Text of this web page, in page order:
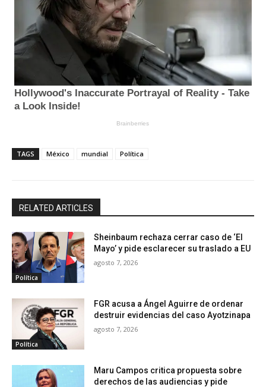
TAGS México mundial Política
RELATED ARTICLES
Política
Sheinbaum rechaza cerrar caso de ‘El
Mayo’ y pide esclarecer su traslado a EU
agosto 7, 2026
Política
FGR acusa a Ángel Aguirre de ordenar
destruir evidencias del caso Ayotzinapa
agosto 7, 2026
Maru Campos critica propuesta sobre
derechos de las audiencias y pide